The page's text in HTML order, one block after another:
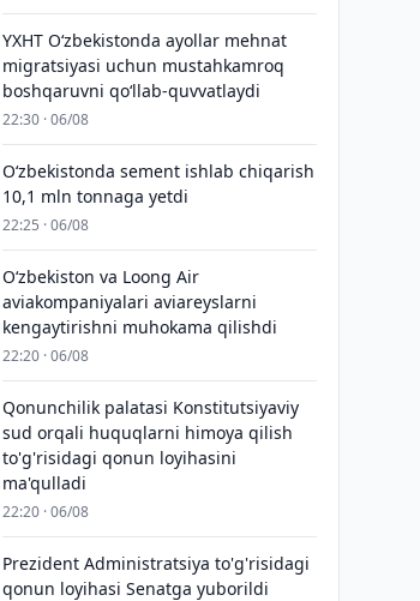
YXHT O‘zbekistonda ayollar mehnat
migratsiyasi uchun mustahkamroq
boshqaruvni qo‘llab-quvvatlaydi
22:30 · 06/08
O‘zbekistonda sement ishlab chiqarish
10,1 mln tonnaga yetdi
22:25 · 06/08
Oʻzbekiston va Loong Air
aviakompaniyalari aviareyslarni
kengaytirishni muhokama qilishdi
22:20 · 06/08
Qonunchilik palatasi Konstitutsiyaviy
sud orqali huquqlarni himoya qilish
to'g'risidagi qonun loyihasini
ma'qulladi
22:20 · 06/08
Prezident Administratsiya to'g'risidagi
qonun loyihasi Senatga yuborildi